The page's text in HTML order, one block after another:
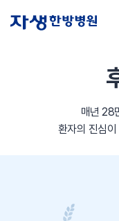
추천 검색어 #초음
매년 28
환자의 진심